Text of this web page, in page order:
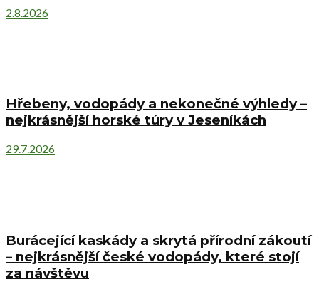
2.8.2026
Hřebeny, vodopády a nekonečné výhledy –
nejkrásnější horské túry v Jeseníkách
29.7.2026
Burácející kaskády a skrytá přírodní zákoutí
– nejkrásnější české vodopády, které stojí
za návštěvu